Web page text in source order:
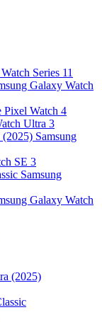
Series 11
Galaxy Watch
Pixel Watch 4
Ultra 3
Samsung
SE 3
Samsung
Galaxy Watch
(2025)